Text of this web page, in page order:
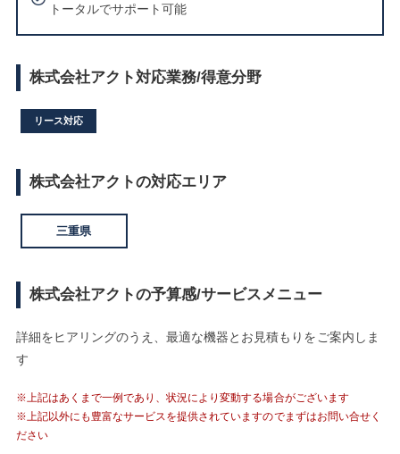
トータルでサポート可能
株式会社アクト対応業務/得意分野
リース対応
株式会社アクトの対応エリア
三重県
株式会社アクトの予算感/サービスメニュー
詳細をヒアリングのうえ、最適な機器とお見積もりをご案内しま
す
※上記はあくまで一例であり、状況により変動する場合がございます
※上記以外にも豊富なサービスを提供されていますのでまずはお問い合せく
ださい